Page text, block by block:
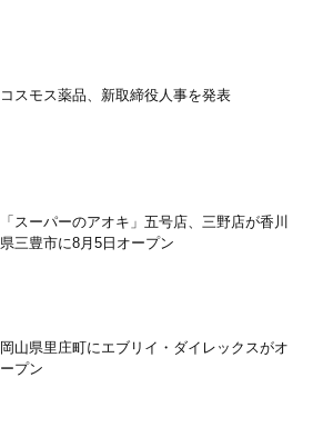
コスモス薬品、新取締役人事を発表
「スーパーのアオキ」五号店、三野店が香川
県三豊市に8月5日オープン
岡山県里庄町にエブリイ・ダイレックスがオ
ープン